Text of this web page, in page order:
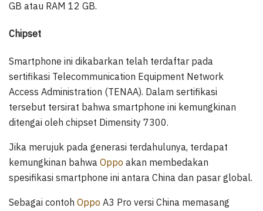
GB atau RAM 12 GB.
Chipset
Smartphone ini dikabarkan telah terdaftar pada
sertifikasi Telecommunication Equipment Network
Access Administration (TENAA). Dalam sertifikasi
tersebut tersirat bahwa smartphone ini kemungkinan
ditengai oleh chipset Dimensity 7300.
Jika merujuk pada generasi terdahulunya, terdapat
kemungkinan bahwa Oppo akan membedakan
spesifikasi smartphone ini antara China dan pasar global.
Sebagai contoh Oppo A3 Pro versi China memasang